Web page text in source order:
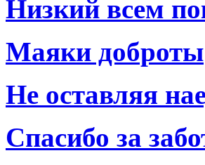
Низкий всем
Маяки доброты
Не оставляя
Спасибо за